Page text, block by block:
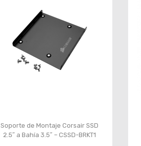
Soporte de Montaje Corsair SSD
2.5″ a Bahía 3.5″ – CSSD-BRKT1